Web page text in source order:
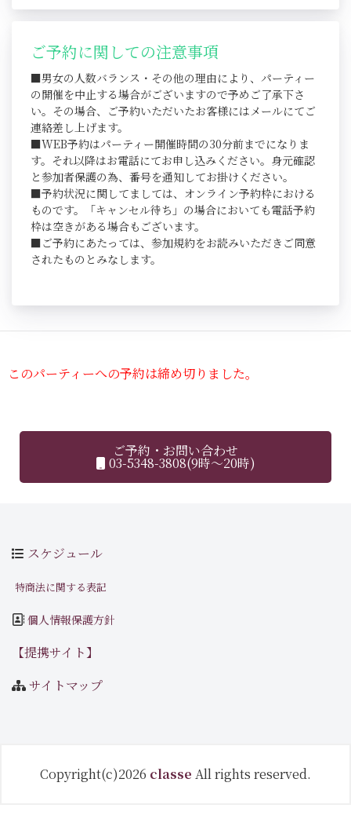
ご予約に関しての注意事項
■男女の人数バランス・その他の理由により、パーティー
の開催を中止する場合がございますので予めご了承下さ
い。その場合、ご予約いただいたお客様にはメールにてご
連絡差し上げます。
■WEB予約はパーティー開催時間の30分前までになりま
す。それ以降はお電話にてお申し込みください。身元確認
と参加者保護の為、番号を通知してお掛けください。
■予約状況に関してましては、オンライン予約枠における
ものです。「キャンセル待ち」の場合においても電話予約
枠は空きがある場合もございます。
■ご予約にあたっては、参加規約をお読みいただきご同意
されたものとみなします。
このパーティーへの予約は締め切りました。
ご予約・お問い合わせ
03-5348-3808(9時～20時)
スケジュール
特商法に関する表記
個人情報保護方針
【提携サイト】
サイトマップ
Copyright(c)2026 classe All rights reserved.